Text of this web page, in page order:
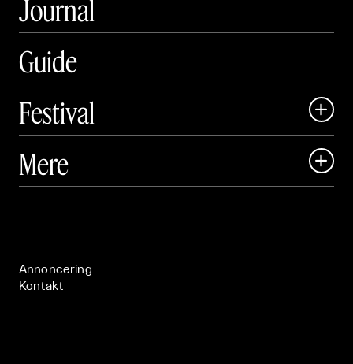
Journal
Guide
Festival

 Art Matter Festival
Mere 
Annoncering
Kontakt